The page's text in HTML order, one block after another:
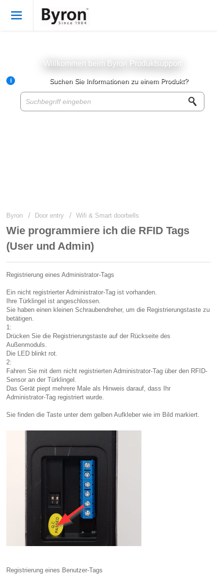
Byron Produkte
Produktwissensbasis
Willkommen beim Byron Produktsupport
Suchen Sie Informationen zu einem Produkt?
i
Byron Door entry Wifi & Smart doorbells
Wie programmiere ich die RFID Tags
(User und Admin)
Registrierung eines Administrator-Tags
Ein nicht registrierter Administrator-Tag ist vorhanden.
Ihre Türklingel ist angeschlossen.
Sie haben einen kleinen Schraubendreher, um die Registrierungstaste zu
betätigen.
1:
Drücken Sie die Registrierungstaste auf der Rückseite des
Außenmoduls.
Die LED blinkt rot.
2:
Fahren Sie mit dem nicht registrierten Administrator-Tag über den RFID-
Sensor an der Türklingel.
Das Gerät piept mehrere Male als Hinweis darauf, dass Ihr
Administrator-Tag registriert wurde.
Sie finden die Taste unter dem gelben Aufkleber wie im Bild markiert.
Registrierung eines Benutzer-Tags